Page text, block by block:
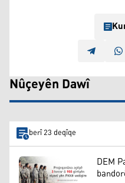
Nûçeyên Dawî
berî 23 deqîqe
DEM